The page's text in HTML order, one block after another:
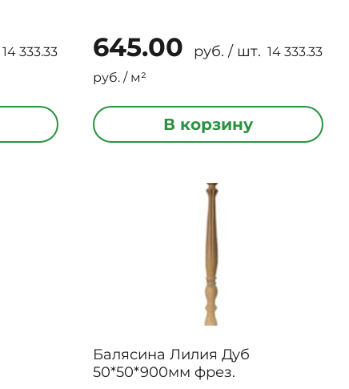
14 333.33
645.00 руб. / шт. 14 333.33
руб. / м²
В корзину
Балясина Лилия Дуб
50*50*900мм фрез.